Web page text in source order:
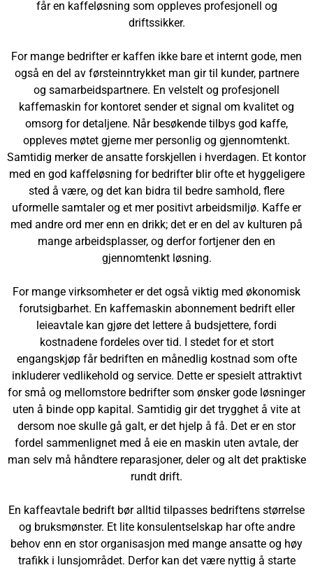
får en kaffeløsning som oppleves profesjonell og
driftssikker.
For mange bedrifter er kaffen ikke bare et internt gode, men
også en del av førsteinntrykket man gir til kunder, partnere
og samarbeidspartnere. En velstelt og profesjonell
kaffemaskin for kontoret sender et signal om kvalitet og
omsorg for detaljene. Når besøkende tilbys god kaffe,
oppleves møtet gjerne mer personlig og gjennomtenkt.
Samtidig merker de ansatte forskjellen i hverdagen. Et kontor
med en god kaffeløsning for bedrifter blir ofte et hyggeligere
sted å være, og det kan bidra til bedre samhold, flere
uformelle samtaler og et mer positivt arbeidsmiljø. Kaffe er
med andre ord mer enn en drikk; det er en del av kulturen på
mange arbeidsplasser, og derfor fortjener den en
gjennomtenkt løsning.
For mange virksomheter er det også viktig med økonomisk
forutsigbarhet. En kaffemaskin abonnement bedrift eller
leieavtale kan gjøre det lettere å budsjettere, fordi
kostnadene fordeles over tid. I stedet for et stort
engangskjøp får bedriften en månedlig kostnad som ofte
inkluderer vedlikehold og service. Dette er spesielt attraktivt
for små og mellomstore bedrifter som ønsker gode løsninger
uten å binde opp kapital. Samtidig gir det trygghet å vite at
dersom noe skulle gå galt, er det hjelp å få. Det er en stor
fordel sammenlignet med å eie en maskin uten avtale, der
man selv må håndtere reparasjoner, deler og alt det praktiske
rundt drift.
En kaffeavtale bedrift bør alltid tilpasses bedriftens størrelse
og bruksmønster. Et lite konsulentselskap har ofte andre
behov enn en stor organisasjon med mange ansatte og høy
trafikk i lunsjområdet. Derfor kan det være nyttig å starte